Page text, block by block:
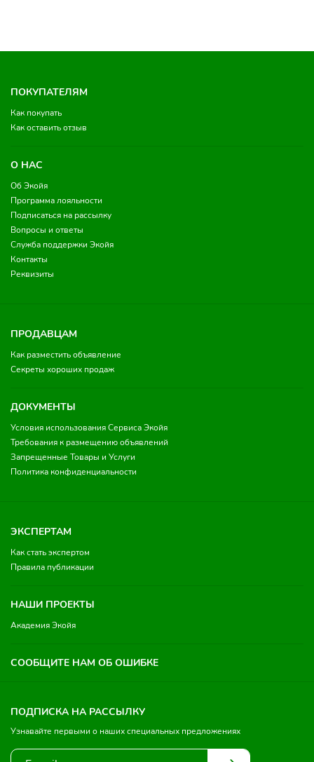
ПОКУПАТЕЛЯМ
Как покупать
Как оставить отзыв
О НАС
Об Экойя
Программа лояльности
Подписаться на рассылку
Вопросы и ответы
Служба поддержки Экойя
Контакты
Реквизиты
ПРОДАВЦАМ
Как разместить объявление
Секреты хороших продаж
ДОКУМЕНТЫ
Условия использования Сервиса Экойя
Требования к размещению объявлений
Запрещенные Товары и Услуги
Политика конфиденциальности
ЭКСПЕРТАМ
Как стать экспертом
Правила публикации
НАШИ ПРОЕКТЫ
Академия Экойя
СООБЩИТЕ НАМ ОБ ОШИБКЕ
ПОДПИСКА НА РАССЫЛКУ
Узнавайте первыми о наших специальных предложениях